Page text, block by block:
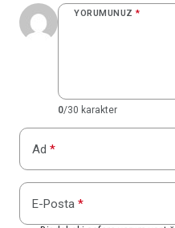
YORUMUNUZ *
0/30 karakter
Ad *
E-Posta *